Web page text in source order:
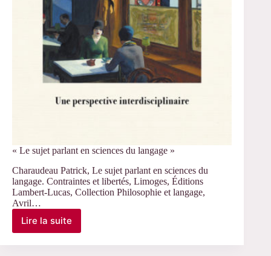
« Le sujet parlant en sciences du langage »
Charaudeau Patrick, Le sujet parlant en sciences du
langage. Contraintes et libertés, Limoges, Éditions
Lambert-Lucas, Collection Philosophie et langage,
Avril…
Lire la suite
« Le